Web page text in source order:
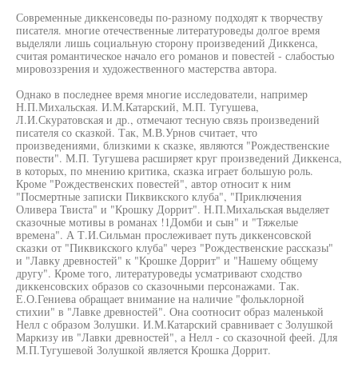
Современные диккенсоведы по-разному подходят к творчеству
писателя. многие отечественные литературоведы долгое время
выделяли лишь социальную сторону произведений Диккенса,
считая романтическое начало его романов и повестей - слабостью
мировоззрения и художественного мастерства автора.
Однако в последнее время многие исследователи, например
Н.П.Михальская. И.М.Катарский, М.П. Тугушева,
Л.И.Скуратовская и др., отмечают тесную связь произведений
писателя со сказкой. Так, М.В.Урнов считает, что
произведениями, близкими к сказке, являются "Рождественские
повести". М.П. Тугушева расширяет круг произведений Диккенса,
в которых, по мнению критика, сказка играет большую роль.
Кроме "Рождественских повестей", автор относит к ним
"Посмертные записки Пиквикского клуба", "Приключения
Оливера Твиста" и "Крошку Доррит". Н.П.Михальская выделяет
сказочные мотивы в романах !1Домби и сын" и "Тяжелые
времена". А Т.И.Сильман прослеживает путь диккенсовской
сказки от "Пиквикского клуба" через "Рождественские рассказы"
и "Лавку древностей" к "Крошке Доррит" и "Нашему общему
другу". Кроме того, литературоведы усматривают сходство
диккенсовских образов со сказочными персонажами. Так.
Е.О.Гениева обращает внимание на наличие "фольклорной
стихии" в "Лавке древностей". Она соотносит образ маленькой
Нелл с образом Золушки. И.М.Катарский сравнивает с Золушкой
Маркизу ив "Лавки древностей", а Нелл - со сказочной феей. Для
М.П.Тугушевой Золушкой является Крошка Доррит.